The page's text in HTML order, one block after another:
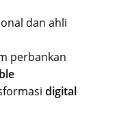
dan ahli
perbankan
digital